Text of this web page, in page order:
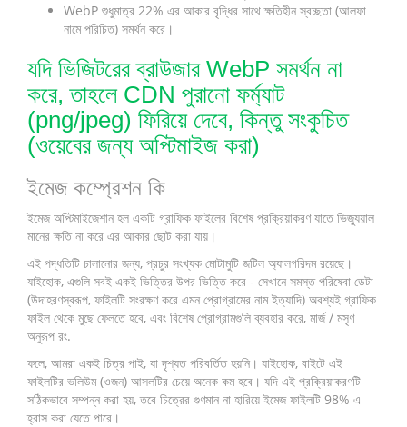
WebP শুধুমাত্র 22% এর আকার বৃদ্ধির সাথে ক্ষতিহীন স্বচ্ছতা (আলফা
নামে পরিচিত) সমর্থন করে।
যদি ভিজিটরের ব্রাউজার WebP সমর্থন না
করে, তাহলে CDN পুরানো ফর্ম্যাট
(png/jpeg) ফিরিয়ে দেবে, কিন্তু সংকুচিত
(ওয়েবের জন্য অপ্টিমাইজ করা)
ইমেজ কম্প্রেশন কি
ইমেজ অপ্টিমাইজেশান হল একটি গ্রাফিক ফাইলের বিশেষ প্রক্রিয়াকরণ যাতে ভিজ্যুয়াল
মানের ক্ষতি না করে এর আকার ছোট করা যায়।
এই পদ্ধতিটি চালানোর জন্য, প্রচুর সংখ্যক মোটামুটি জটিল অ্যালগরিদম রয়েছে।
যাইহোক, এগুলি সবই একই ভিত্তির উপর ভিত্তি করে - সেখানে সমস্ত পরিষেবা ডেটা
(উদাহরণস্বরূপ, ফাইলটি সংরক্ষণ করে এমন প্রোগ্রামের নাম ইত্যাদি) অবশ্যই গ্রাফিক
ফাইল থেকে মুছে ফেলতে হবে, এবং বিশেষ প্রোগ্রামগুলি ব্যবহার করে, মার্জ / মসৃণ
অনুরূপ রং.
ফলে, আমরা একই চিত্র পাই, যা দৃশ্যত পরিবর্তিত হয়নি। যাইহোক, বাইটে এই
ফাইলটির ভলিউম (ওজন) আসলটির চেয়ে অনেক কম হবে। যদি এই প্রক্রিয়াকরণটি
সঠিকভাবে সম্পন্ন করা হয়, তবে চিত্রের গুণমান না হারিয়ে ইমেজ ফাইলটি 98% এ
হ্রাস করা যেতে পারে।